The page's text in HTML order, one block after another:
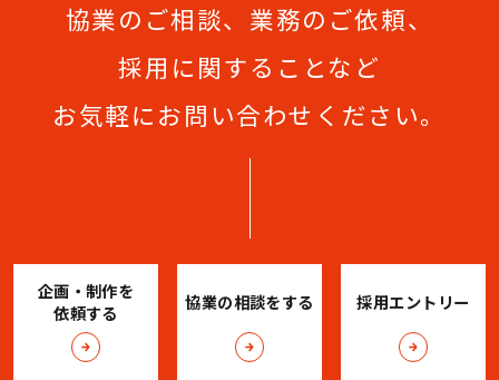
協業のご相談、業務のご依頼、
採用に関することなど
お気軽にお問い合わせください。
企画・制作を
依頼する
協業の相談をする 採用エントリー